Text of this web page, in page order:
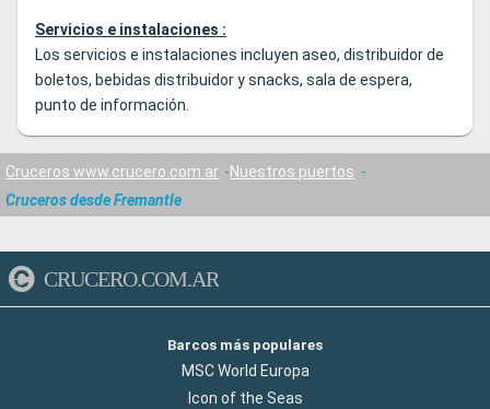
Servicios e instalaciones :
Los servicios e instalaciones incluyen aseo, distribuidor de
boletos, bebidas distribuidor y snacks, sala de espera,
punto de información.
Cruceros www.crucero.com.ar
Nuestros puertos
Cruceros desde Fremantle
CRUCERO.COM.AR
Barcos más populares
MSC World Europa
Icon of the Seas